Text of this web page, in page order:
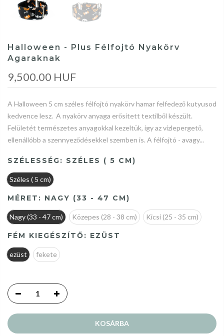
Halloween - Plus Félfojtó Nyakörv
Agaraknak
9,500.00 HUF
A Halloween 5 cm széles félfojtó nyakörv hamar felfedező kutyusod
kedvence lesz. A nyakörv anyaga erősített textilből készült.
Felületét természetes anyagokkal kezeltük, így az vízlepergető,
ellenállóbb a szennyeződésekkel szemben is. A félfojtó - avagy...
SZÉLESSÉG: SZÉLES ( 5 CM)
Széles ( 5 cm)
MÉRET: NAGY (33 - 47 CM)
Nagy (33 - 47 cm) Közepes (28 - 38 cm) Kicsi (25 - 35 cm)
FÉM KIEGÉSZÍTŐ: EZÜST
ezüst fekete
KOSÁRBA